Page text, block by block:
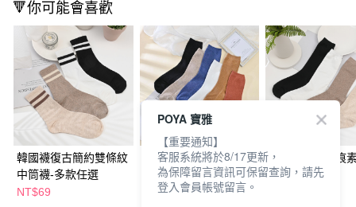
🔻你可能會喜歡
韓國襪復古簡約雙條紋
中筒襪-多款任選
NT$69
韓國襪質感針織素色中
筒襪-多色任選
NT$79
韓國襪加長無痕
筒襪-多款任選
POYA 寶雅
【重要通知】
客服系統將於8/17更新，
為保障留言資訊可保留查詢，請先
登入會員帳號留言。